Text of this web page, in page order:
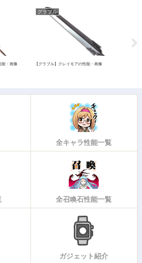
能・画像
グラブル
【グラブル】クレイモアの性能・画像
全キャラ性能一覧
全召喚石性能一覧
ガジェット紹介